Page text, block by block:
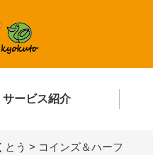
サービス紹介
とう > コインズ＆ハーフ